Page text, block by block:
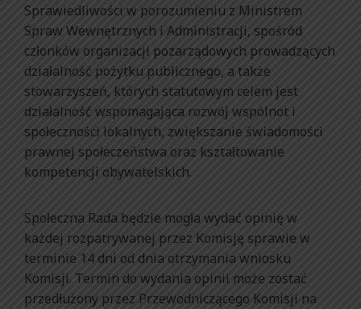
Sprawiedliwości w porozumieniu z Ministrem
Spraw Wewnętrznych i Administracji, spośród
członków organizacji pozarządowych prowadzących
działalność pożytku publicznego, a także
stowarzyszeń, których statutowym celem jest
działalność wspomagająca rozwój wspólnot i
społeczności lokalnych, zwiększanie świadomości
prawnej społeczeństwa oraz kształtowanie
kompetencji obywatelskich.
Społeczna Rada będzie mogła wydać opinię w
każdej rozpatrywanej przez Komisję sprawie w
terminie 14 dni od dnia otrzymania wniosku
Komisji. Termin do wydania opinii może zostać
przedłużony przez Przewodniczącego Komisji na